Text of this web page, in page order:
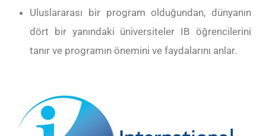
Uluslararası bir program olduğundan, dünyanın
dört bir yanındaki üniversiteler IB öğrencilerini
tanır ve programın önemini ve faydalarını anlar.